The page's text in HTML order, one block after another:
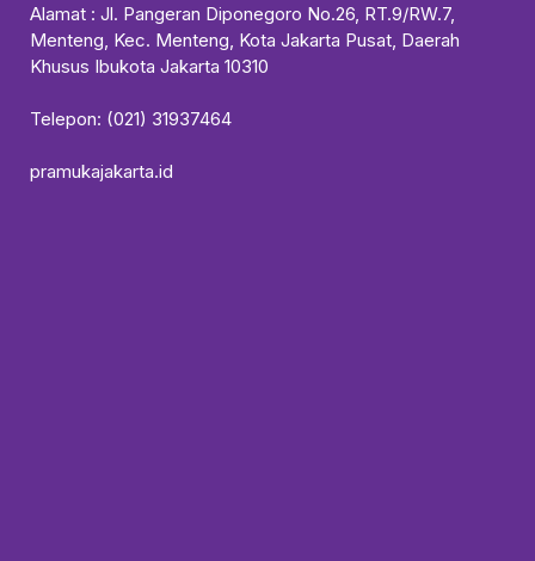
Alamat : Jl. Pangeran Diponegoro No.26, RT.9/RW.7,
Menteng, Kec. Menteng, Kota Jakarta Pusat, Daerah
Khusus Ibukota Jakarta 10310
Telepon: (021) 31937464
pramukajakarta.id